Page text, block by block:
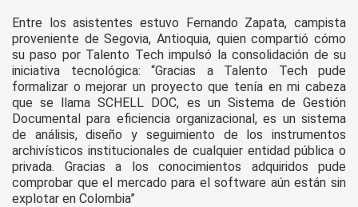
Entre los asistentes estuvo Fernando Zapata, campista
proveniente de Segovia, Antioquia, quien compartió cómo
su paso por Talento Tech impulsó la consolidación de su
iniciativa tecnológica: “Gracias a Talento Tech pude
formalizar o mejorar un proyecto que tenía en mi cabeza
que se llama SCHELL DOC, es un Sistema de Gestión
Documental para eficiencia organizacional, es un sistema
de análisis, diseño y seguimiento de los instrumentos
archivísticos institucionales de cualquier entidad pública o
privada. Gracias a los conocimientos adquiridos pude
comprobar que el mercado para el software aún están sin
explotar en Colombia”